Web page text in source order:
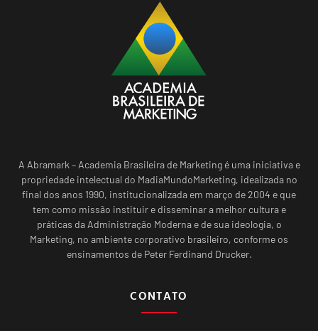
A Abramark – Academia Brasileira de Marketing é uma iniciativa e
propriedade intelectual do MadiaMundoMarketing, idealizada no
final dos anos 1990, institucionalizada em março de 2004 e que
tem como missão instituir e disseminar a melhor cultura e
práticas da Administração Moderna e de sua ideologia, o
Marketing, no ambiente corporativo brasileiro, conforme os
ensinamentos de Peter Ferdinand Drucker.
CONTATO